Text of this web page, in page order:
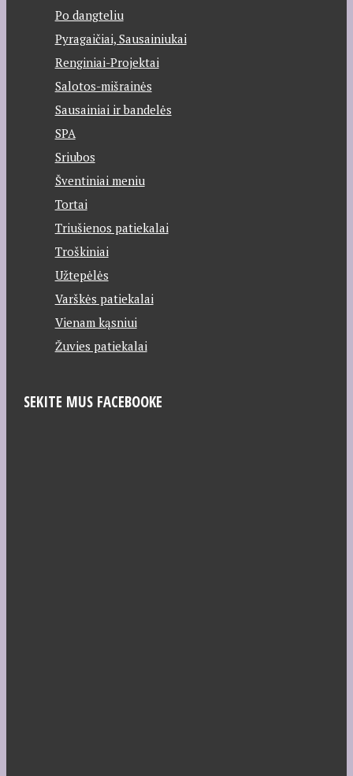
Po dangteliu
Pyragaičiai, Sausainiukai
Renginiai-Projektai
Salotos-mišrainės
Sausainiai ir bandelės
SPA
Sriubos
Šventiniai meniu
Tortai
Triušienos patiekalai
Troškiniai
Užtepėlės
Varškės patiekalai
Vienam kąsniui
Žuvies patiekalai
SEKITE MUS FACEBOOKE